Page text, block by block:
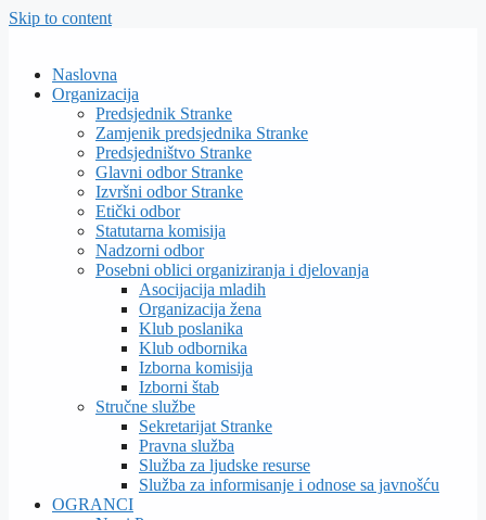
Skip to content
Naslovna
Organizacija
Predsjednik Stranke
Zamjenik predsjednika Stranke
Predsjedništvo Stranke
Glavni odbor Stranke
Izvršni odbor Stranke
Etički odbor
Statutarna komisija
Nadzorni odbor
Posebni oblici organiziranja i djelovanja
Asocijacija mladih
Organizacija žena
Klub poslanika
Klub odbornika
Izborna komisija
Izborni štab
Stručne službe
Sekretarijat Stranke
Pravna služba
Služba za ljudske resurse
Služba za informisanje i odnose sa javnošću
OGRANCI